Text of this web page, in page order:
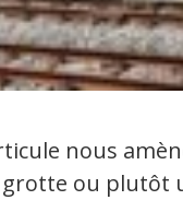
nous
ou plutôt